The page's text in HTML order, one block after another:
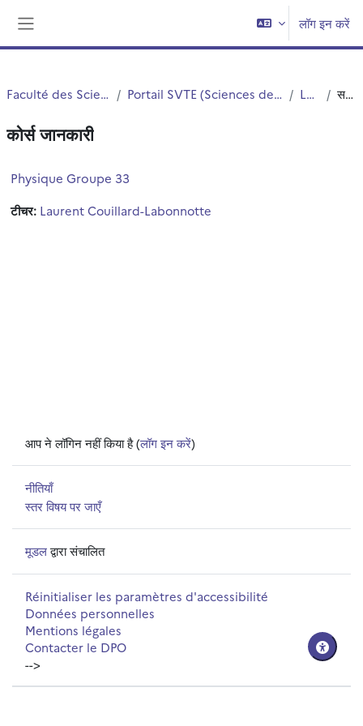
लॉग इन करें
Faculté des Sciences et Technologies (FST) Portail SVTE (Sciences de la Vie, de la Terre et de l'Environnement) L1 SVTE S1 सन्क्षिप्त विवरण
कोर्स जानकारी
Physique Groupe 33
टीचर: Laurent Couillard-Labonnotte
आप ने लॉगिन नहीं किया है (लॉग इन करें)
नीतियाँ
स्तर विषय पर जाएँ
मूडलद्वारा संचालित
Réinitialiser les paramètres d'accessibilité
Données personnelles
Mentions légales
Contacter le DPO
-->